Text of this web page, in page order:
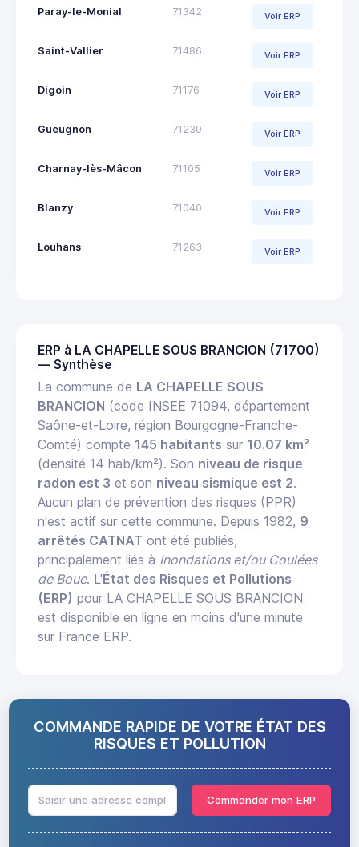
Paray-le-Monial 71342 Voir ERP
Saint-Vallier 71486 Voir ERP
Digoin 71176 Voir ERP
Gueugnon 71230 Voir ERP
Charnay-lès-Mâcon 71105 Voir ERP
Blanzy 71040 Voir ERP
Louhans 71263 Voir ERP
ERP à LA CHAPELLE SOUS BRANCION (71700)
— Synthèse
La commune de LA CHAPELLE SOUS
BRANCION (code INSEE 71094, département
Saône-et-Loire, région Bourgogne-Franche-
Comté) compte 145 habitants sur 10.07 km²
(densité 14 hab/km²). Son niveau de risque
radon est 3 et son niveau sismique est 2.
Aucun plan de prévention des risques (PPR)
n'est actif sur cette commune. Depuis 1982, 9
arrêtés CATNAT ont été publiés,
principalement liés à Inondations et/ou Coulées
de Boue. L'État des Risques et Pollutions
(ERP) pour LA CHAPELLE SOUS BRANCION
est disponible en ligne en moins d'une minute
sur France ERP.
COMMANDE RAPIDE DE VOTRE ÉTAT DES
RISQUES ET POLLUTION
Commander mon ERP